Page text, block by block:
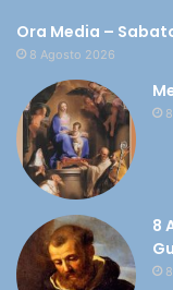
Ora Media –
8 Agosto 2026
8